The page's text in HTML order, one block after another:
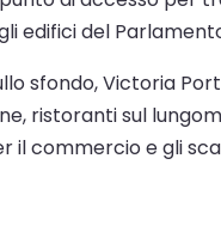
edifici del
sfondo, Victoria
ristoranti sul
il commercio e gli